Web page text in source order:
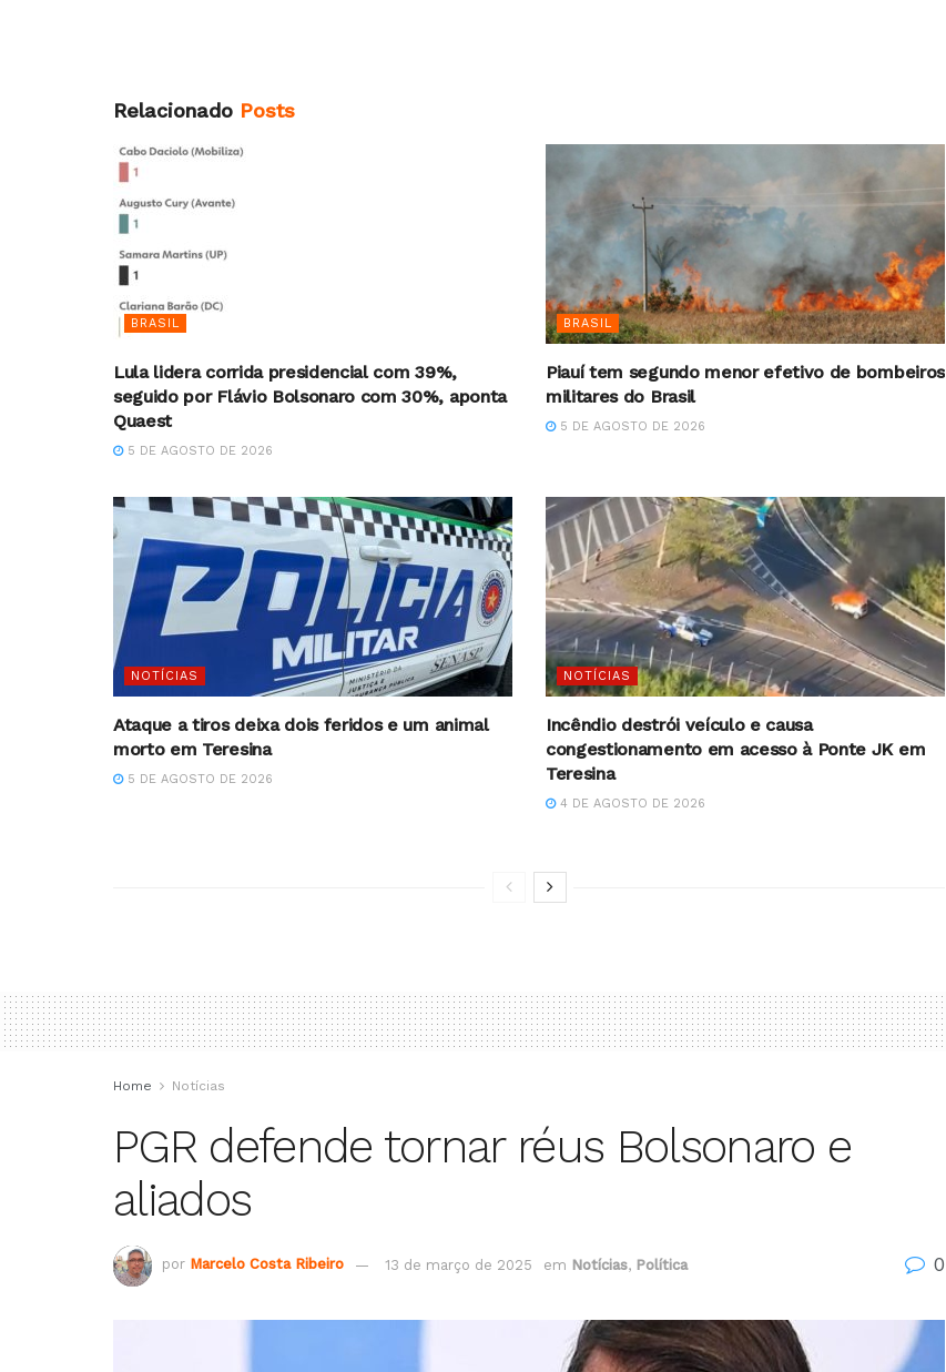
Relacionado Posts
BRASIL
Lula lidera corrida presidencial com 39%,
seguido por Flávio Bolsonaro com 30%, aponta
Quaest
5 DE AGOSTO DE 2026
BRASIL
Piauí tem segundo menor efetivo de bombeiros
militares do Brasil
5 DE AGOSTO DE 2026
NOTÍCIAS
Ataque a tiros deixa dois feridos e um animal
morto em Teresina
5 DE AGOSTO DE 2026
NOTÍCIAS
Incêndio destrói veículo e causa
congestionamento em acesso à Ponte JK em
Teresina
4 DE AGOSTO DE 2026
Home Notícias
PGR defende tornar réus Bolsonaro e
aliados
por Marcelo Costa Ribeiro 13 de março de 2025 em Notícias, Política 0